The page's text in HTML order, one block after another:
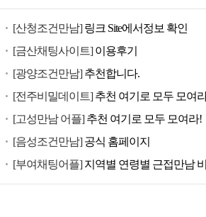
[산청조건만남]링크 Site에서정보 확인
[금산채팅사이트]이용후기
[광양조건만남]추천합니다.
[전주비밀데이트]추천 여기로 모두 모여
[고성만남 어플]추천 여기로 모두 모여라!
[음성조건만남]공식 홈페이지
[부여채팅어플]지역별 연령별 근접만남